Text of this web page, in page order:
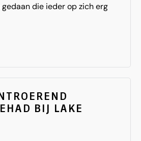
die ieder op zich erg
Ook de hotels en lodges
BIJ LAKE